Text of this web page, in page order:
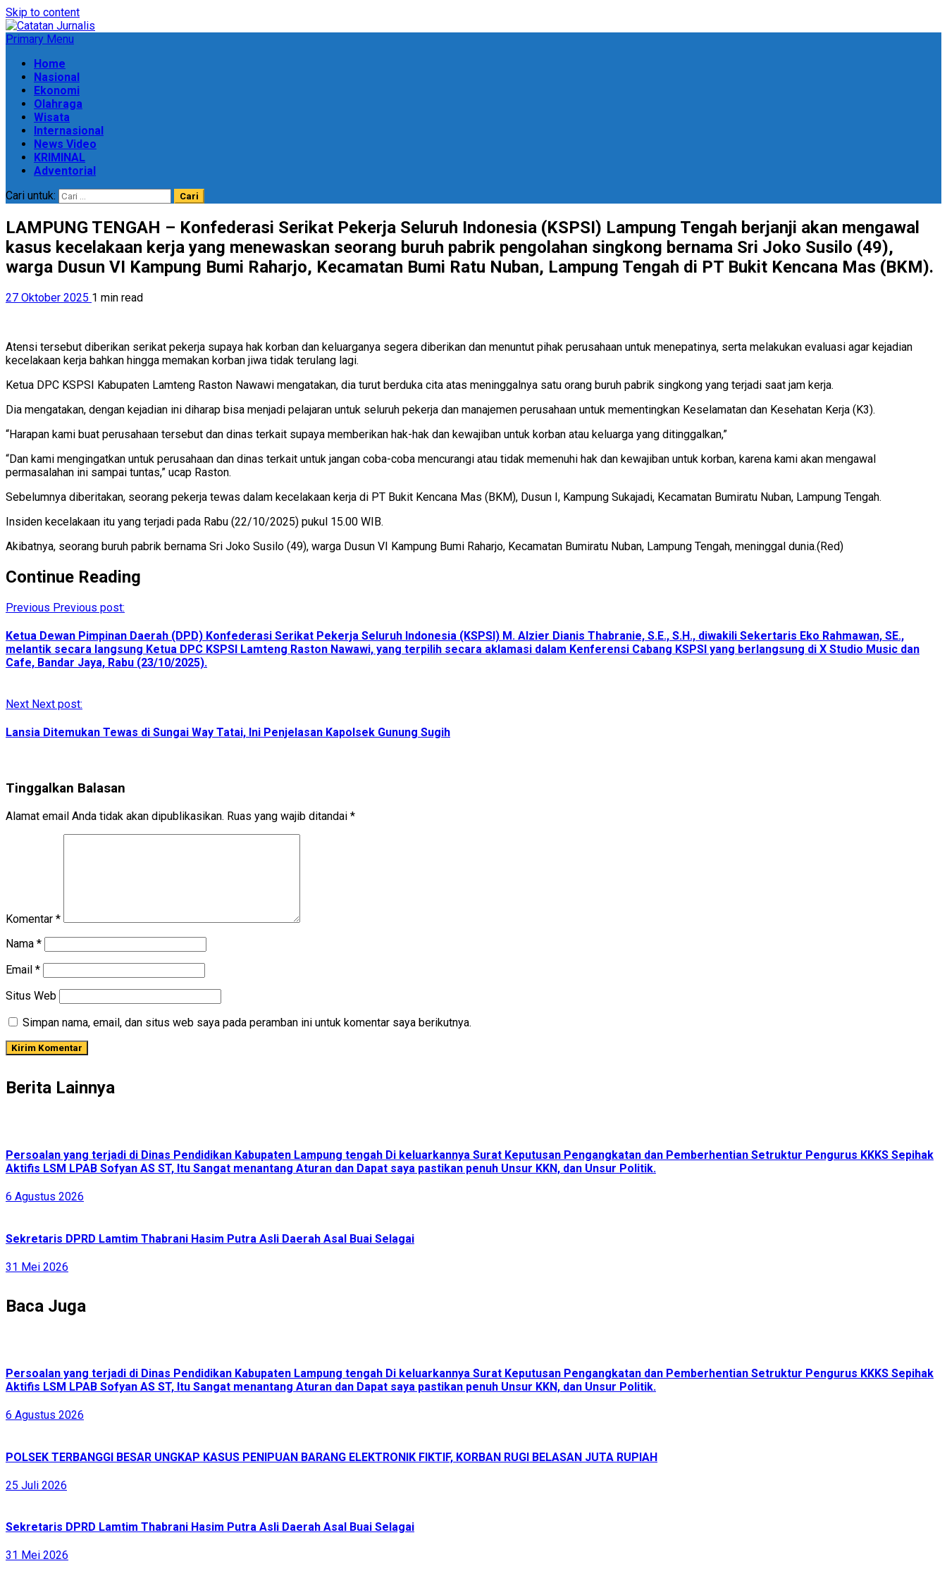
Skip to content
Primary Menu
Home
Nasional
Ekonomi
Olahraga
Wisata
Internasional
News Video
KRIMINAL
Adventorial
Cari untuk:
LAMPUNG TENGAH – Konfederasi Serikat Pekerja Seluruh Indonesia (KSPSI) Lampung Tengah berjanji akan mengawal
kasus kecelakaan kerja yang menewaskan seorang buruh pabrik pengolahan singkong bernama Sri Joko Susilo (49),
warga Dusun VI Kampung Bumi Raharjo, Kecamatan Bumi Ratu Nuban, Lampung Tengah di PT Bukit Kencana Mas (BKM).
27 Oktober 2025 1 min read
Atensi tersebut diberikan serikat pekerja supaya hak korban dan keluarganya segera diberikan dan menuntut pihak perusahaan untuk menepatinya, serta melakukan evaluasi agar kejadian
kecelakaan kerja bahkan hingga memakan korban jiwa tidak terulang lagi.
Ketua DPC KSPSI Kabupaten Lamteng Raston Nawawi mengatakan, dia turut berduka cita atas meninggalnya satu orang buruh pabrik singkong yang terjadi saat jam kerja.
Dia mengatakan, dengan kejadian ini diharap bisa menjadi pelajaran untuk seluruh pekerja dan manajemen perusahaan untuk mementingkan Keselamatan dan Kesehatan Kerja (K3).
“Harapan kami buat perusahaan tersebut dan dinas terkait supaya memberikan hak-hak dan kewajiban untuk korban atau keluarga yang ditinggalkan,”
“Dan kami mengingatkan untuk perusahaan dan dinas terkait untuk jangan coba-coba mencurangi atau tidak memenuhi hak dan kewajiban untuk korban, karena kami akan mengawal
permasalahan ini sampai tuntas,” ucap Raston.
Sebelumnya diberitakan, seorang pekerja tewas dalam kecelakaan kerja di PT Bukit Kencana Mas (BKM), Dusun I, Kampung Sukajadi, Kecamatan Bumiratu Nuban, Lampung Tengah.
Insiden kecelakaan itu yang terjadi pada Rabu (22/10/2025) pukul 15.00 WIB.
Akibatnya, seorang buruh pabrik bernama Sri Joko Susilo (49), warga Dusun VI Kampung Bumi Raharjo, Kecamatan Bumiratu Nuban, Lampung Tengah, meninggal dunia.(Red)
Continue Reading
Previous Previous post:
Ketua Dewan Pimpinan Daerah (DPD) Konfederasi Serikat Pekerja Seluruh Indonesia (KSPSI) M. Alzier Dianis Thabranie, S.E., S.H., diwakili Sekertaris Eko Rahmawan, SE.,
melantik secara langsung Ketua DPC KSPSI Lamteng Raston Nawawi, yang terpilih secara aklamasi dalam Kenferensi Cabang KSPSI yang berlangsung di X Studio Music dan
Cafe, Bandar Jaya, Rabu (23/10/2025).
Next Next post:
Lansia Ditemukan Tewas di Sungai Way Tatai, Ini Penjelasan Kapolsek Gunung Sugih
Tinggalkan Balasan
Alamat email Anda tidak akan dipublikasikan. Ruas yang wajib ditandai *
Komentar *
Nama *
Email *
Situs Web
Simpan nama, email, dan situs web saya pada peramban ini untuk komentar saya berikutnya.
Berita Lainnya
Persoalan yang terjadi di Dinas Pendidikan Kabupaten Lampung tengah Di keluarkannya Surat Keputusan Pengangkatan dan Pemberhentian Setruktur Pengurus KKKS Sepihak
Aktifis LSM LPAB Sofyan AS ST, Itu Sangat menantang Aturan dan Dapat saya pastikan penuh Unsur KKN, dan Unsur Politik.
6 Agustus 2026
Sekretaris DPRD Lamtim Thabrani Hasim Putra Asli Daerah Asal Buai Selagai
31 Mei 2026
Baca Juga
Persoalan yang terjadi di Dinas Pendidikan Kabupaten Lampung tengah Di keluarkannya Surat Keputusan Pengangkatan dan Pemberhentian Setruktur Pengurus KKKS Sepihak
Aktifis LSM LPAB Sofyan AS ST, Itu Sangat menantang Aturan dan Dapat saya pastikan penuh Unsur KKN, dan Unsur Politik.
6 Agustus 2026
POLSEK TERBANGGI BESAR UNGKAP KASUS PENIPUAN BARANG ELEKTRONIK FIKTIF, KORBAN RUGI BELASAN JUTA RUPIAH
25 Juli 2026
Sekretaris DPRD Lamtim Thabrani Hasim Putra Asli Daerah Asal Buai Selagai
31 Mei 2026